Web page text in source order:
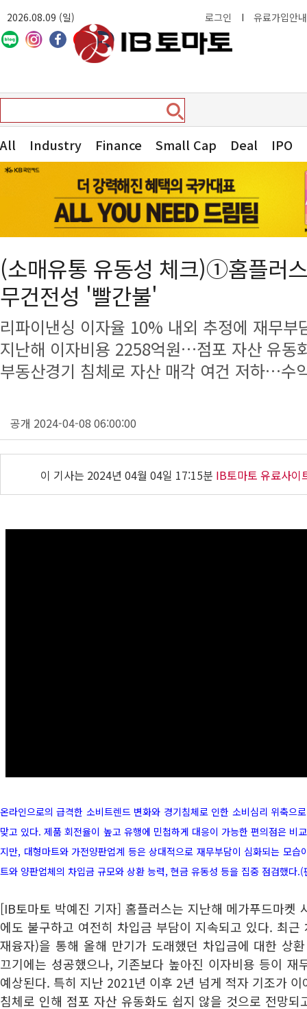
2026.08.09 (일) 로그인 I 유료가입안내
All Industry Finance Small Cap Deal IPO
(소매유통 유동성 체크)①홈플러
무건전성 '빨간불'
리파이낸싱 이자율 10% 내외 추정에 재무부
지난해 이자비용 2258억원…점포 자산 유동
부동산경기 침체로 자산 매각 여건 저하…수
공개 2024-04-08 06:00:00
이 기사는 2024년 04월 04일 17:15분 IB토마토 유료사이
온라인으로의 급격한 소비트렌드 변화와 경기침체로 인한 소비심리 위축으
맞고 있다. 제품 회전율이 높고 유행에 민첩하게 대응이 가능한 편의점은 비
지만, 대형마트와 가전양판업계 등은 상대적으로 재무부담이 심화되는 모
트와 양판업체의 차입금 규모와 상환 능력, 현금 유동성 등을 집중 점검했다.(
[IB토마토 박예진 기자] 홈플러스는 지난해 메가푸드마켓
에도 불구하고 여전히 차입금 부담이 지속되고 있다. 최근
재융자)을 통해 올해 만기가 도래했던 차입금에 대한 상
끄기에는 성공했으나, 기존보다 높아진 이자비용 등이 재
예상된다. 특히 지난 2021년 이후 2년 넘게 적자 기조가
침체로 인해 점포 자산 유동화도 쉽지 않을 것으로 전망되